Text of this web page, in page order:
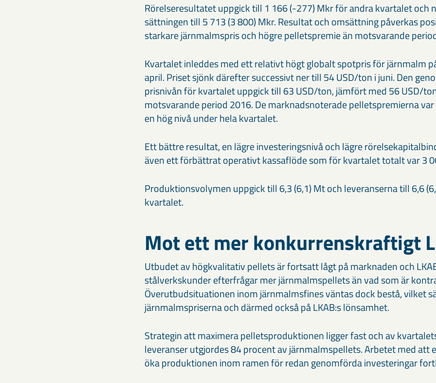
Rörelseresultatet uppgick till 1 166 (-277) Mkr för andra kvartalet
sättningen till 5 713 (3 800) Mkr. Resultat och omsättning påverkas
starkare järnmalmspris och högre pelletspremie än motsvarande
Kvartalet inleddes med ett relativt högt globalt spotpris för järnmalm
april. Priset sjönk därefter successivt ner till 54 USD/ton i juni. Den
prisnivån för kvartalet uppgick till 63 USD/ton, jämfört med 56 USD/
motsvarande period 2016. De marknads­noterade pelletspremierna
en hög nivå under hela kvartalet.
Ett bättre resultat, en lägre investeringsnivå och lägre
även ett förbättrat operativt kassaflöde som för kvartalet totalt var 3
Produktions­volymen uppgick till 6,3 (6,1) Mt och leveranserna till 6,6
kvartalet.
Mot ett mer konkurrenskraftigt
Utbudet av högkvalitativ pellets är fortsatt lågt på marknaden och
stålverkskunder efterfrågar mer järnmalmspellets än vad som är
Överutbudsituationen inom järnmalmsfines väntas dock bestå, vilket
järnmalmspriserna och därmed också på LKAB:s lönsamhet.
Strategin att maximera pellets­produktionen ligger fast och av
leveranser utgjordes 84 procent av järnmalmspellets. Arbetet med att
öka produktionen inom ramen för redan genomförda investeringar